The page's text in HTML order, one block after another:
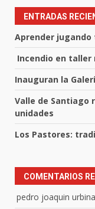
ENTRADAS
Aprender jugando
Incendio en taller
Inauguran la
Valle de Santiago
unidades
Los Pastores:
COMENTARIOS
pedro joaquin